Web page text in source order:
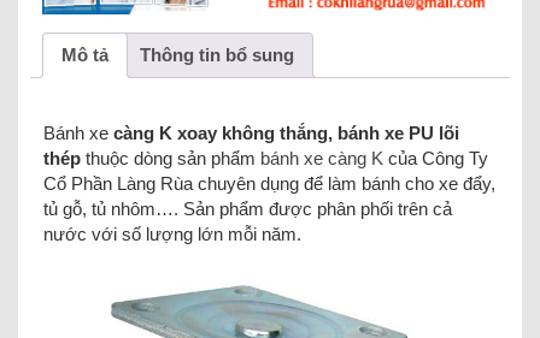
Mô tả Thông tin bổ sung
Bánh xe càng K xoay không thắng, bánh xe PU lõi
thép thuộc dòng sản phẩm bánh xe càng K của Công Ty
Cổ Phần Làng Rùa chuyên dụng để làm bánh cho xe đẩy,
tủ gỗ, tủ nhôm…. Sản phẩm được phân phối trên cả
nước với số lượng lớn mỗi năm.